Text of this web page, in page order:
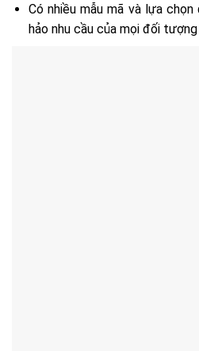
Có nhiều mẫu mã và lựa
hảo nhu cầu của mọi đối tượng